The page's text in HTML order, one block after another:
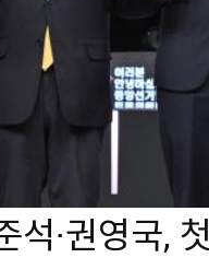
석·권영국,